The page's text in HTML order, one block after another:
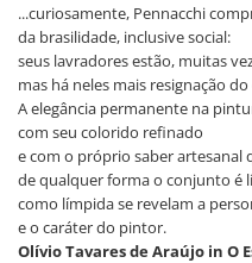
...curiosamente, Pennacchi
da brasilidade, inclusive social:
seus lavradores estão, muitas
mas há neles mais resignação
A elegância permanente na
com seu colorido refinado
e com o próprio saber artesanal
de qualquer forma o conjunto é
como límpida se revelam a
e o caráter do pintor.
Olívio Tavares de Araújo in O